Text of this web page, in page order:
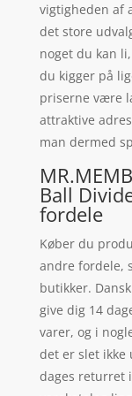
vigtigheden af
det store
noget du kan
du kigger på
priserne være
attraktive
man dermed
Ball
fordele
Køber du
andre fordele,
butikker.
give dig 14
varer, og i
det er slet ikke
dages returret